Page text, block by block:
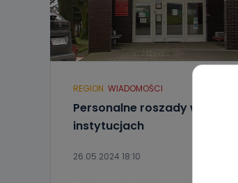
REGION WIADOMOŚCI
Personalne roszady w
instytucjach
26.05.2024 18:10